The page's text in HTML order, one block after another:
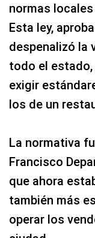
normas
Esta ley,
despenalizó la
todo el estado,
exigir
los de un
La normativa
Francisco
que ahora
también más
operar los